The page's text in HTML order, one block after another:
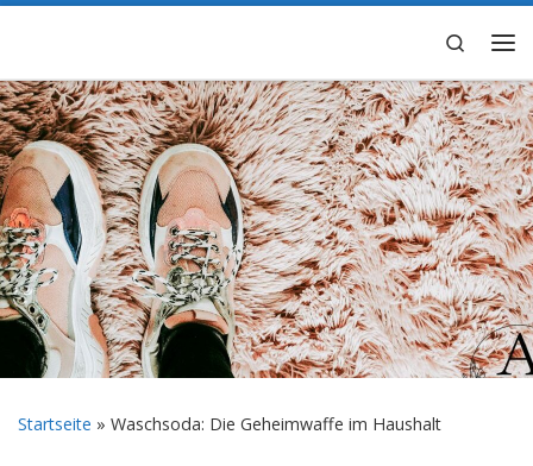
Search
Startseite » Waschsoda: Die Geheimwaffe im Haushalt